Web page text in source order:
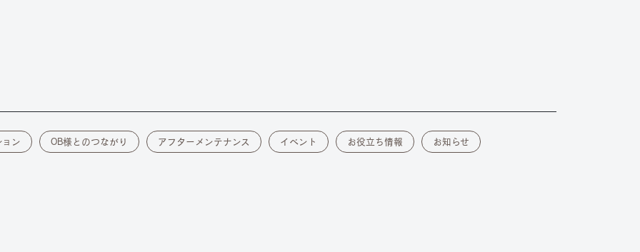
ョン OB様とのつながり アフターメンテナンス イベント お役立ち情報 お知らせ